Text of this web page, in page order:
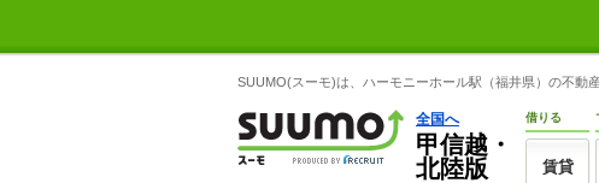
SUUMO(スーモ)は、ハーモニーホール駅（福井県）の不動
全国へ
甲信越・
北陸版
借りる
賃貸